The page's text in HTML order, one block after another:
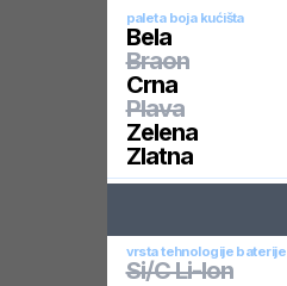
paleta boja kućišta
Bela
Braon
Crna
Plava
Zelena
Zlatna
vrsta tehnologije baterije
Si/C Li-Ion